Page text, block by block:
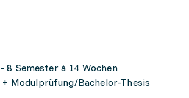
8 Semester à 14 Wochen
Modulprüfung/Bachelor-Thesis